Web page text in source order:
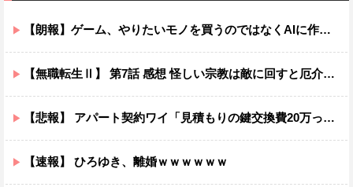
【朗報】ゲーム、やりたいモノを買うのではなくAIに作らせる時代が到来ｗｗｗｗ
【無職転生Ⅱ】 第7話 感想 怪しい宗教は敵に回すと厄介ニャ【異世界行ったら本気だす】
【悲報】 アパート契約ワイ「見積もりの鍵交換費20万って何ですか？」不動産屋「鍵を新しい物に交換したのです」
【速報】 ひろゆき、離婚ｗｗｗｗｗｗ